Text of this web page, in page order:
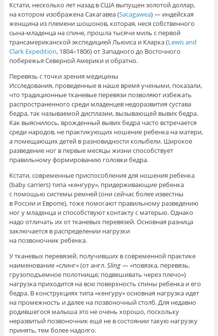
Кстати, несколько лет назад в США выпущен золотой доллар,
на котором изображена Сакагавеа (Sacagawea) — индейская
женщина из племени шошонов, которая, неся собственного
сына-младенца на спине, прошла тысячи миль с первой
трансамериканской экспедицией Льюиса и Кларка (Lewis and
Clark Expedition, 1804–1806) от Западного до Восточного
побережья Северной Америки и обратно.
Перевязь с точки зрения медицины
Исследования, проведенные в наше время учеными, показали,
что традиционные тканевые перевязи позволяют избежать
распространенного среди младенцев недоразвития сустава
бедра, так называемой дисплазии, вызывающей вывих бедра.
Как выяснилось, врожденный вывих бедра часто встречается
среди народов, не практикующих ношение ребенка на матери,
а помещающих детей в разновидности колыбели. Широкое
разведение ног в первые месяцы жизни способствует
правильному формированию головки бедра.
Кстати, современные приспособления для ношения ребенка
(baby carriers) типа «кенгуру», придерживающие ребенка
с помощью системы ремней (они сейчас более известны
в России и Европе), тоже помогают правильному разведению
ног у младенца и способствуют контакту с матерью. Однако
надо отличать их от тканевых перевязей. Основная разница
заключается в распределении нагрузки
на позвоночник ребенка.
У тканевых перевязей, получивших в современной практике
наименование «слинг» (от англ.Sling— «повязка, перевязь,
грузоподъемное полотнище; подвешивать через плечо»)
нагрузка приходится на всю поверхность спины ребенка и его
бедра. В конструкциях типа «кенгуру» основная нагрузка идет
на промежность и далее на позвоночный столб. Для недавно
родившегося малыша это не очень хорошо, поскольку
неразвитый позвоночник ещё не в состоянии такую нагрузку
принять, тем более надолго.